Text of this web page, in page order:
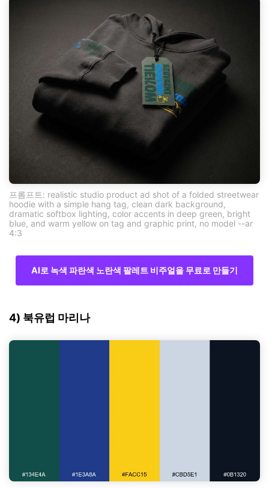
프롬프트: realistic studio product ad shot of a folded streetwear
hoodie with a simple hang tag, clean dark background,
dramatic softbox lighting, color accents in deep green, bright
blue, and warm yellow on tag and graphic print, no model --ar
4:3
AI로 녹색 파란색 노란색 팔레트 비주얼을 무료로 만들기
4) 북유럽 마리나